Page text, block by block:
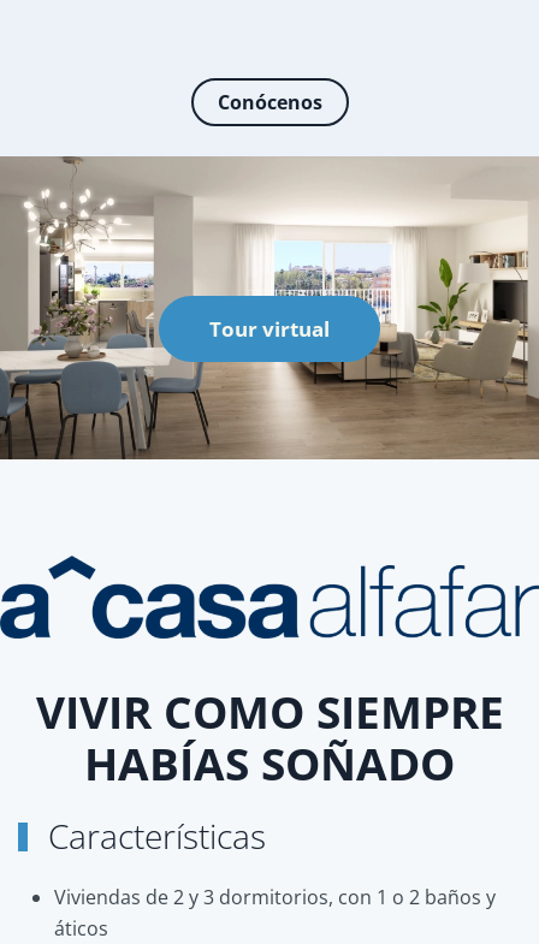
Conócenos
Tour virtual
VIVIR COMO SIEMPRE
HABÍAS SOÑADO
Características
Viviendas de 2 y 3 dormitorios, con 1 o 2 baños y
áticos